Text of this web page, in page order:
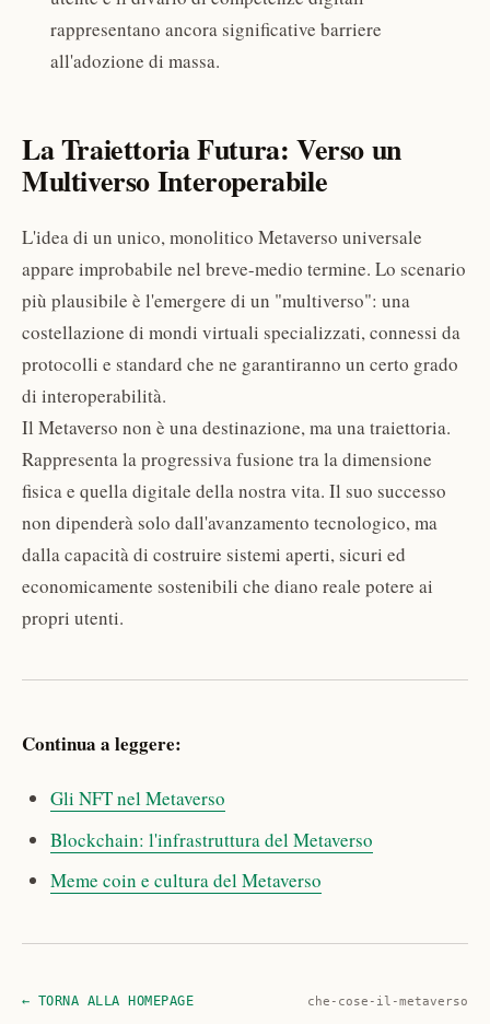
rappresentano ancora significative barriere
all'adozione di massa.
La Traiettoria Futura: Verso un
Multiverso Interoperabile
L'idea di un unico, monolitico Metaverso universale
appare improbabile nel breve-medio termine. Lo scenario
più plausibile è l'emergere di un "multiverso": una
costellazione di mondi virtuali specializzati, connessi da
protocolli e standard che ne garantiranno un certo grado
di interoperabilità.
Il Metaverso non è una destinazione, ma una traiettoria.
Rappresenta la progressiva fusione tra la dimensione
fisica e quella digitale della nostra vita. Il suo successo
non dipenderà solo dall'avanzamento tecnologico, ma
dalla capacità di costruire sistemi aperti, sicuri ed
economicamente sostenibili che diano reale potere ai
propri utenti.
Continua a leggere:
Gli NFT nel Metaverso
Blockchain: l'infrastruttura del Metaverso
Meme coin e cultura del Metaverso
← TORNA ALLA HOMEPAGE che-cose-il-metaverso